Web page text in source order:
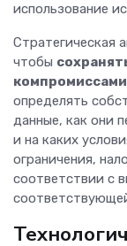
использование
Стратегическая
чтобы
компромиссами
определять
данные, как они
и на каких
ограничения,
соответствии с